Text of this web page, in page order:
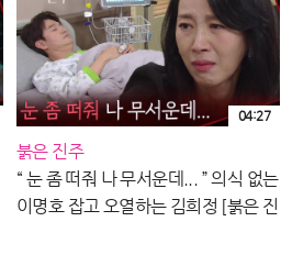
붉은 진주
“ 눈 좀 떠줘 나 무서운데... ” 의식 없는
이명호 잡고 오열하는 김희정 [붉은 진
04:27